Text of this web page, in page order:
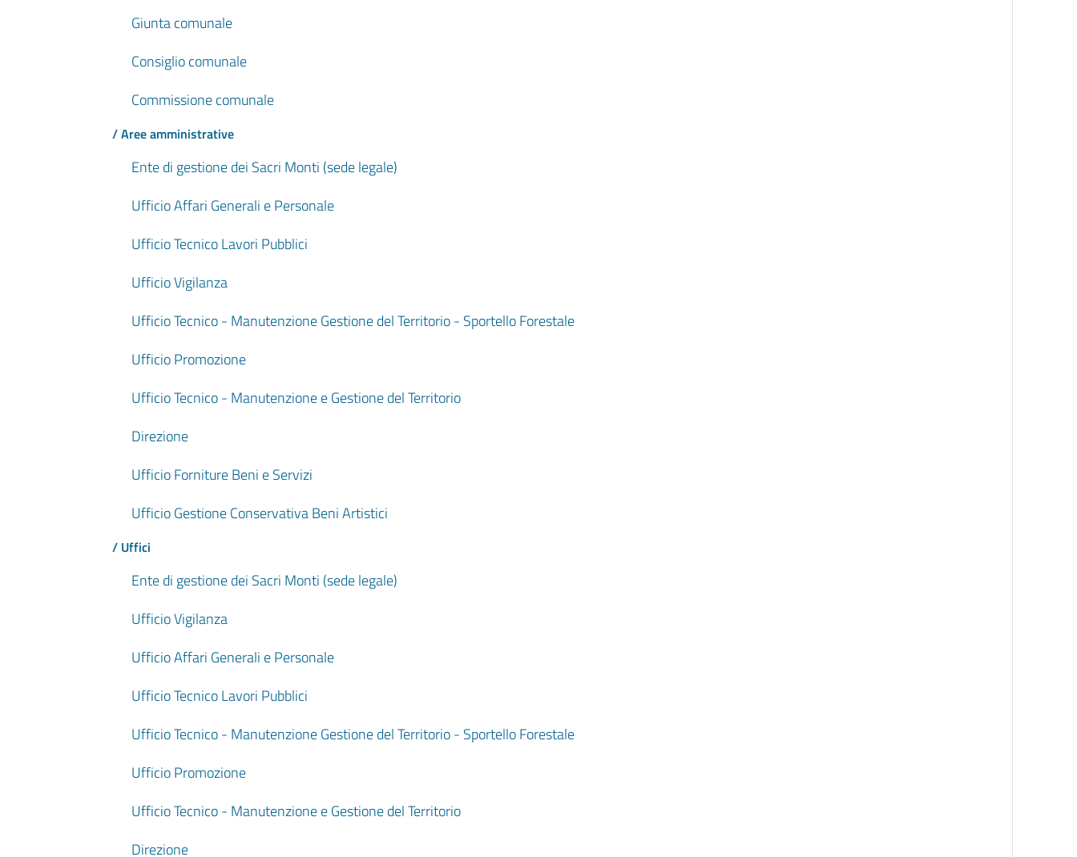
Giunta comunale
Consiglio comunale
Commissione comunale
/ Aree amministrative
Ente di gestione dei Sacri Monti (sede legale)
Ufficio Affari Generali e Personale
Ufficio Tecnico Lavori Pubblici
Ufficio Vigilanza
Ufficio Tecnico - Manutenzione Gestione del Territorio - Sportello Forestale
Ufficio Promozione
Ufficio Tecnico - Manutenzione e Gestione del Territorio
Direzione
Ufficio Forniture Beni e Servizi
Ufficio Gestione Conservativa Beni Artistici
/ Uffici
Ente di gestione dei Sacri Monti (sede legale)
Ufficio Vigilanza
Ufficio Affari Generali e Personale
Ufficio Tecnico Lavori Pubblici
Ufficio Tecnico - Manutenzione Gestione del Territorio - Sportello Forestale
Ufficio Promozione
Ufficio Tecnico - Manutenzione e Gestione del Territorio
Direzione